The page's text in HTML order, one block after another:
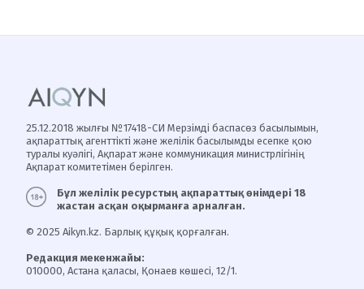
25.12.2018 жылғы №17418-СИ Мерзімді баспасөз басылымын,
ақпараттық агенттікті және желілік басылымды есепке қою
туралы куәлігі, Ақпарат және коммуникация министрлігінің
Ақпарат комитетімен берілген.
Бұл желілік ресурстың ақпараттық өнімдері 18
жастан асқан оқырманға арналған.
© 2025 Aikyn.kz. Барлық құқық қорғалған.
Редакция мекенжайы:
010000, Астана қаласы, Қонаев көшесі, 12/1.